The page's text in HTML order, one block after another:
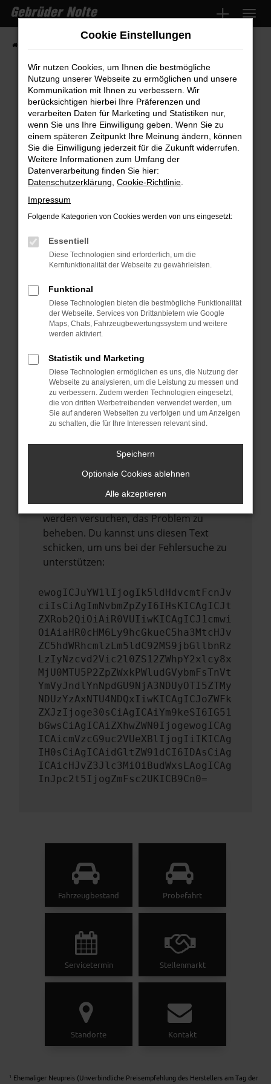
Zum
Hauptinhalt
springen
Fehler: Network Error
Beim Laden ist ein Fehler aufgetreten.
Hier sind ein paar Tipps, die dir helfen können:
Überprüfe deine Firewall und deine
Internetverbindung.
Manche Erweiterungen, wie Werbeblocker,
können das Laden bestimmter Seiten
verhindern. Funktioniert die Seite in einem
anderen Browser oder in einem privaten
Fenster?
Starte dein Gerät neu.
Das kann manchmal helfen,
Stelle sicher, dass dein Browser und dein
Betriebssystem auf dem neuesten Stand
sind.
Veraltete Software birgt nicht nur ein
Sicherheitsrisiko, sondern kann auch dazu
führen, dass bestimmte Funktionen nicht
mehr unterstützt werden.
Wende dich an den Webseitenbetreiber.
Wenn du alle oben genannten Schritte
versucht hast, kontaktiere uns bitte. Wir
werden versuchen, das Problem zu
beheben. Du kannst uns diesen Text
schicken, um uns bei der Fehlersuche zu
unterstützen:
ewogICJuYW1lIjogIk5ldHdvcmtFcnJv
ciIsCiAgImNvbmZpZyI6IHsKICAgICJt
ZXRob2QiOiAiR0VUIiwKICAgICJ1cmwi
OiAiaHR0cHM6Ly9hcGkueC5ha3MtcHJv
ZC5hdWRhcmlzLm5ldC92MS9jbGllbnRz
LzIyNzcvd2Vic2l0ZS12ZWhpY2xlcy8x
MjU0MTU5P2ZpZWxkPWludGVybmFsTnVt
YmVyJndlYnNpdGU9NjA3NDUyOTI5ZTMy
NDUzYzAxNTU4NDQxIiwKICAgICJoZWFk
ZXJzIjoge30sCiAgICAiYm9keSI6IG51
bGwsCiAgICAiZXhwZWN0IjogewogICAg
ICAicmVzcG9uc2VUeXBlIjogIiIKICAg
IH0sCiAgICAidGltZW91dCI6IDAsCiAg
ICAicHJvZ3Jlc3MiOiBudWxsLAogICAg
InJpc2t5IjogZmFsc2UKICB9Cn0=
Fahrzeugbestand Probefahrt
Servicetermin Stellenmarkt
Standorte Kontakt
1
Ehemaliger Neupreis (Unverbindliche Preisempfehlung des Herstellers am Tag der
Cookie Einstellungen
Wir nutzen Cookies, um Ihnen die bestmögliche
Nutzung unserer Webseite zu ermöglichen und unsere
Kommunikation mit Ihnen zu verbessern. Wir
berücksichtigen hierbei Ihre Präferenzen und
verarbeiten Daten für Marketing und Statistiken nur,
wenn Sie uns Ihre Einwilligung geben. Wenn Sie zu
einem späteren Zeitpunkt Ihre Meinung ändern, können
Sie die Einwilligung jederzeit für die Zukunft widerrufen.
Weitere Informationen zum Umfang der
Datenverarbeitung finden Sie hier:
Datenschutzerklärung Cookie-Richtlinie
Impressum
Folgende Kategorien von Cookies werden von uns eingesetzt:
Essentiell
Diese Technologien sind erforderlich, um die
Kernfunktionalität der Webseite zu gewährleisten.
Funktional
Diese Technologien bieten die bestmögliche Funktionalität
der Webseite. Services von Drittanbietern wie Google
Maps, Chats, Fahrzeugbewertungssystem und weitere
werden aktiviert.
Statistik und Marketing
Diese Technologien ermöglichen es uns, die Nutzung der
Webseite zu analysieren, um die Leistung zu messen und
zu verbessern. Zudem werden Technologien eingesetzt,
die von dritten Werbetreibenden verwendet werden, um
Sie auf anderen Webseiten zu verfolgen und um Anzeigen
zu schalten, die für Ihre Interessen relevant sind.
Speichern
Optionale Cookies ablehnen
Alle akzeptieren